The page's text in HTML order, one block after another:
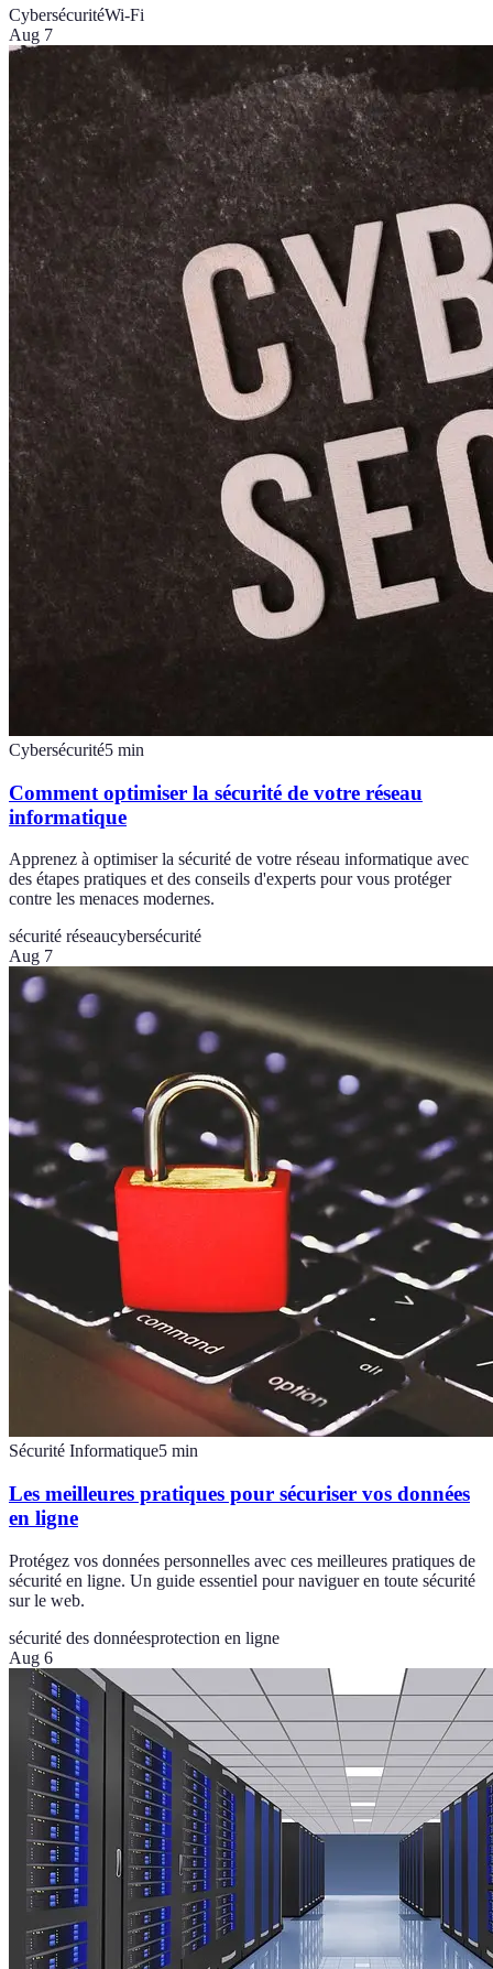
CybersécuritéWi-Fi
Aug 7
Cybersécurité5 min
Comment optimiser la sécurité de votre réseau
informatique
Apprenez à optimiser la sécurité de votre réseau informatique avec
des étapes pratiques et des conseils d'experts pour vous protéger
contre les menaces modernes.
sécurité réseaucybersécurité
Aug 7
Sécurité Informatique5 min
Les meilleures pratiques pour sécuriser vos données
en ligne
Protégez vos données personnelles avec ces meilleures pratiques de
sécurité en ligne. Un guide essentiel pour naviguer en toute sécurité
sur le web.
sécurité des donnéesprotection en ligne
Aug 6